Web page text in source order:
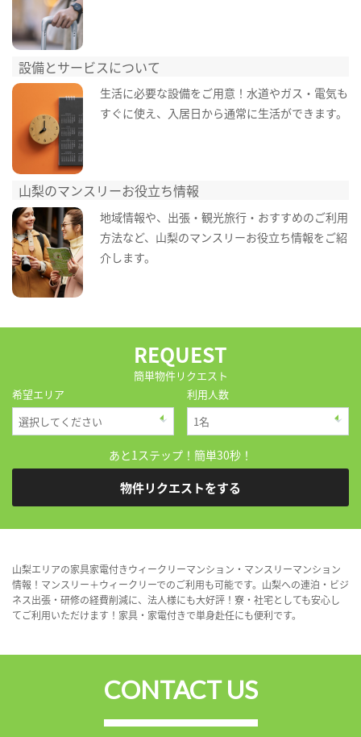
設備とサービスについて
生活に必要な設備をご用意！水道やガス・電気も
すぐに使え、入居日から通常に生活ができます。
山梨のマンスリーお役立ち情報
地域情報や、出張・観光旅行・おすすめのご利用
方法など、山梨のマンスリーお役立ち情報をご紹
介します。
REQUEST
簡単物件リクエスト
希望エリア
利用人数
あと1ステップ！簡単30秒！
物件リクエストをする
山梨エリアの家具家電付きウィークリーマンション・マンスリーマンション
情報！マンスリー＋ウィークリーでのご利用も可能です。山梨への連泊・ビジ
ネス出張・研修の経費削減に、法人様にも大好評！寮・社宅としても安心し
てご利用いただけます！家具・家電付きで単身赴任にも便利です。
CONTACT US